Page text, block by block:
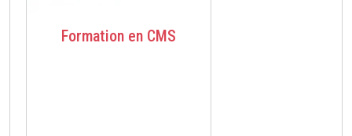
Formation en CMS